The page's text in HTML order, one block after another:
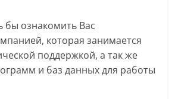
бы ознакомить Вас
которая занимается
поддержкой, а так же
и баз данных для работы